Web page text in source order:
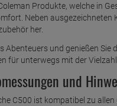
Produkte, welche in
Neben
her.
Abenteuers und genießen
für unterwegs mit der
und
C500 ist kompatibel zu